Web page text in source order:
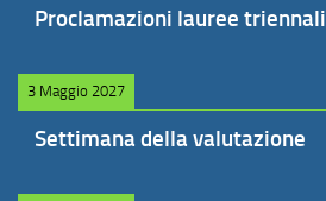
Proclamazioni lauree triennali
3 Maggio 2027
Settimana della valutazione